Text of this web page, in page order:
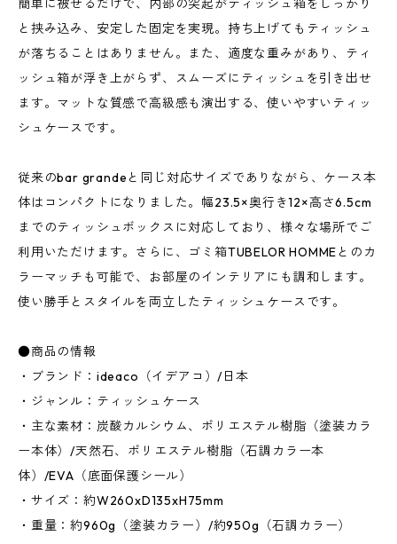
簡単に被せるだけで、内部の突起がティッシュ箱をしっかり
と挟み込み、安定した固定を実現。持ち上げてもティッシュ
が落ちることはありません。また、適度な重みがあり、ティ
ッシュ箱が浮き上がらず、スムーズにティッシュを引き出せ
ます。マットな質感で高級感も演出する、使いやすいティッ
シュケースです。
従来のbar grandeと同じ対応サイズでありながら、ケース本
体はコンパクトになりました。幅23.5×奥行き12×高さ6.5cm
までのティッシュボックスに対応しており、様々な場所でご
利用いただけます。さらに、ゴミ箱TUBELOR HOMMEとのカ
ラーマッチも可能で、お部屋のインテリアにも調和します。
使い勝手とスタイルを両立したティッシュケースです。
●商品の情報
・ブランド：ideaco（イデアコ）/日本
・ジャンル：ティッシュケース
・主な素材：炭酸カルシウム、ポリエステル樹脂（塗装カラ
ー本体）/天然石、ポリエステル樹脂（石調カラー本
体）/EVA（底面保護シール）
・サイズ：約W260xD135xH75mm
・重量：約960g（塗装カラー）/約950g（石調カラー）